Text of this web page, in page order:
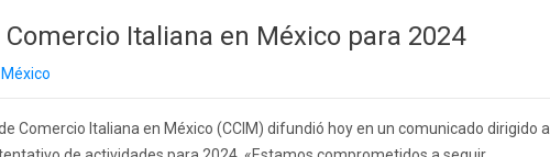
Italiana en México para 2024
Comercio Italiana en México (CCIM) difundió hoy en un comunicado dirigido a